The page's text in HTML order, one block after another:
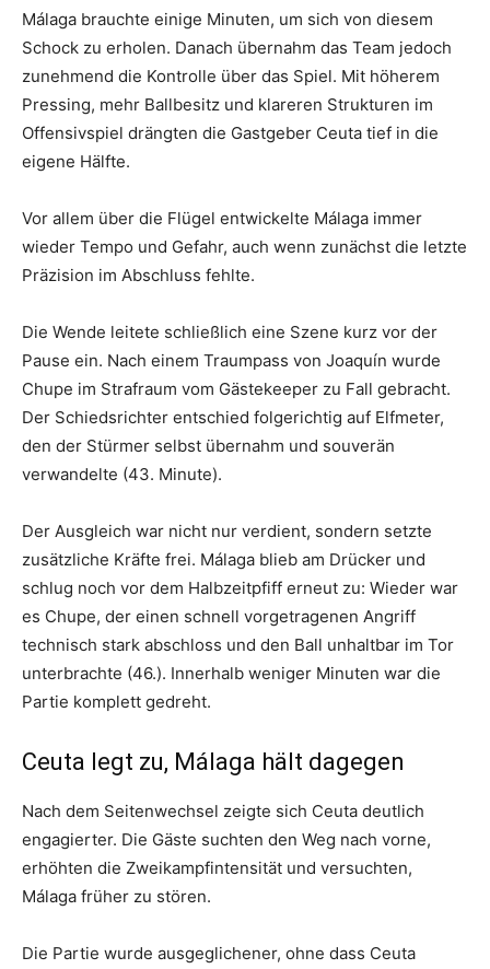
Málaga brauchte einige Minuten, um sich von diesem
Schock zu erholen. Danach übernahm das Team jedoch
zunehmend die Kontrolle über das Spiel. Mit höherem
Pressing, mehr Ballbesitz und klareren Strukturen im
Offensivspiel drängten die Gastgeber Ceuta tief in die
eigene Hälfte.
Vor allem über die Flügel entwickelte Málaga immer
wieder Tempo und Gefahr, auch wenn zunächst die letzte
Präzision im Abschluss fehlte.
Die Wende leitete schließlich eine Szene kurz vor der
Pause ein. Nach einem Traumpass von Joaquín wurde
Chupe im Strafraum vom Gästekeeper zu Fall gebracht.
Der Schiedsrichter entschied folgerichtig auf Elfmeter,
den der Stürmer selbst übernahm und souverän
verwandelte (43. Minute).
Der Ausgleich war nicht nur verdient, sondern setzte
zusätzliche Kräfte frei. Málaga blieb am Drücker und
schlug noch vor dem Halbzeitpfiff erneut zu: Wieder war
es Chupe, der einen schnell vorgetragenen Angriff
technisch stark abschloss und den Ball unhaltbar im Tor
unterbrachte (46.). Innerhalb weniger Minuten war die
Partie komplett gedreht.
Ceuta legt zu, Málaga hält dagegen
Nach dem Seitenwechsel zeigte sich Ceuta deutlich
engagierter. Die Gäste suchten den Weg nach vorne,
erhöhten die Zweikampfintensität und versuchten,
Málaga früher zu stören.
Die Partie wurde ausgeglichener, ohne dass Ceuta